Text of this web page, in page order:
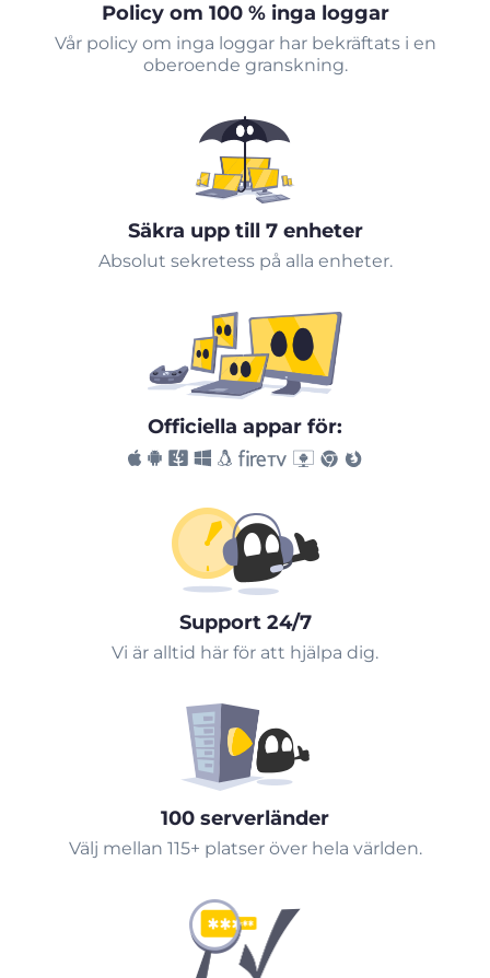
Policy om 100 % inga loggar
Vår policy om inga loggar har bekräftats i en
oberoende granskning.
Säkra upp till 7 enheter
Absolut sekretess på alla enheter.
Officiella appar för:
Support 24/7
Vi är alltid här för att hjälpa dig.
100 serverländer
Välj mellan 115+ platser över hela världen.